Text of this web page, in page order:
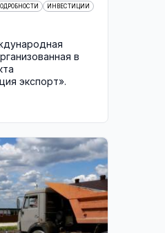
ИНВЕСТИЦИИ
в
экспорт».